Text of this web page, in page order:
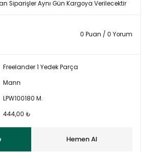
Siparişler Aynı Gün Kargoya Verilecektir
0 Puan / 0 Yorum
Freelander 1 Yedek Parça
Mann
LPW100180 M.
444,00 ₺
Hemen Al